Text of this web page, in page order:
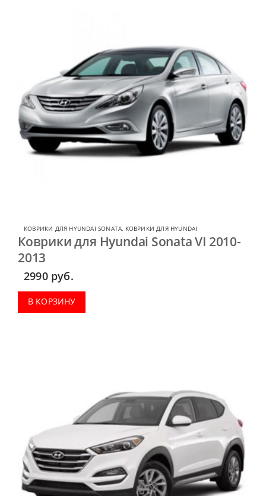
КОВРИКИ ДЛЯ HYUNDAI SONATA, КОВРИКИ ДЛЯ HYUNDAI
Коврики для Hyundai Sonata VI 2010-
2013
2990 руб.
В КОРЗИНУ